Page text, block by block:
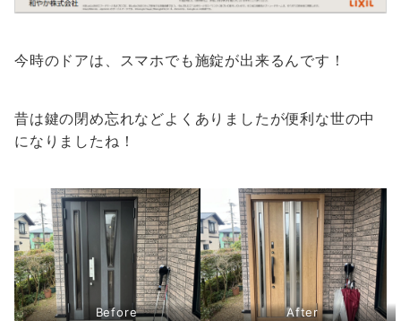
今時のドアは、スマホでも施錠が出来るんです！
昔は鍵の閉め忘れなどよくありましたが便利な世の中
になりましたね！
Before After